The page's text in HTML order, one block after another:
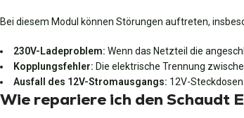
Bei diesem Modul können Störungen auftreten,
230V-Ladeproblem: Wenn das Netzteil die
Kopplungsfehler: Die elektrische Trennung
Ausfall des 12V-Stromausgangs: 12V-
Wie repariere ich den Schaudt